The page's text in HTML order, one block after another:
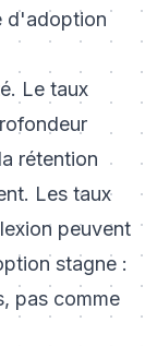
d'adoption
Le taux
rétention
Les taux
peuvent
stagne :
pas comme